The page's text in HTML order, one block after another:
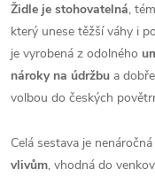
Židle je stohovatelná,
který unese těžší váhy i
je vyrobená z odolného
nároky na údržbu a
volbou do českých
Celá sestava je
vlivům, vhodná do